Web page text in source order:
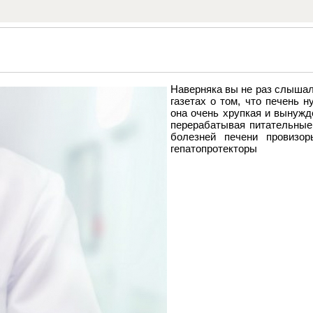
Наверняка вы не раз
газетах о том, что печень
она очень хрупкая и
перерабатывая
болезней печени
гепатопротекторы